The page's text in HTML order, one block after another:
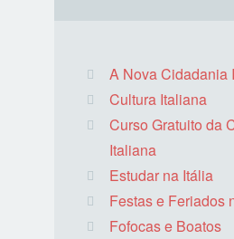
A Nova Cidadania
Cultura Italiana
Curso Gratuito da
Italiana
Estudar na Itália
Festas e Feriados
Fofocas e Boatos